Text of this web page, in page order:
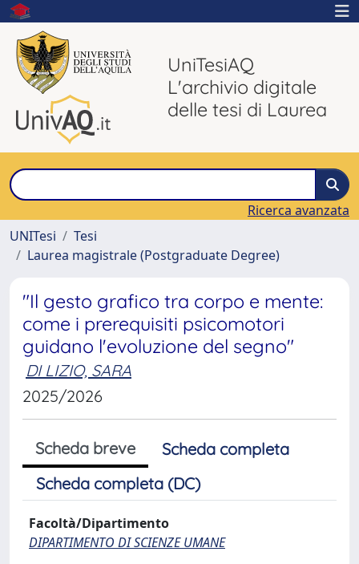
UniTesiAQ
L'archivio digitale
delle tesi di Laurea
Ricerca avanzata
UNITesi
Tesi
Laurea magistrale (Postgraduate Degree)
"Il gesto grafico tra corpo e mente:
come i prerequisiti psicomotori
guidano l'evoluzione del segno"
DI LIZIO, SARA
2025/2026
Scheda breve
Scheda completa
Scheda completa (DC)
Facoltà/Dipartimento
DIPARTIMENTO DI SCIENZE UMANE